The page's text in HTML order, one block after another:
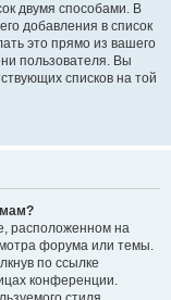
двумя способами. В
добавления в список
это прямо из вашего
пользователя. Вы
списков на той
расположенном на
форума или темы.
по ссылке
конференции.